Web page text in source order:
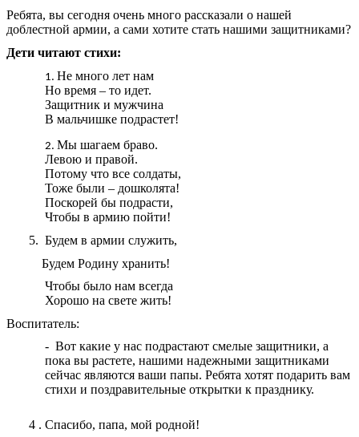
Ребята, вы сегодня очень много рассказали о нашей
доблестной армии, а сами хотите стать нашими защитниками?
Дети читают стихи:
Не много лет нам
Но время – то идет.
Защитник и мужчина
В мальчишке подрастет!
Мы шагаем браво.
Левою и правой.
Потому что все солдаты,
Тоже были – дошколята!
Поскорей бы подрасти,
Чтобы в армию пойти!
5. Будем в армии служить,
Будем Родину хранить!
Чтобы было нам всегда
Хорошо на свете жить!
Воспитатель:
- Вот какие у нас подрастают смелые защитники, а
пока вы растете, нашими надежными защитниками
сейчас являются ваши папы. Ребята хотят подарить вам
стихи и поздравительные открытки к празднику.
4 . Спасибо, папа, мой родной!